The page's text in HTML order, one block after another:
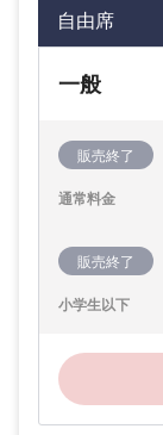
自由席
一般
販売終了
通常料金
販売終了
小学生以下